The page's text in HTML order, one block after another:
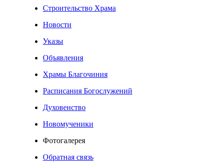
Строительство Храма
Новости
Указы
Объявления
Храмы Благочиния
Расписания Богослужений
Духовенство
Новомученики
Фотогалерея
Обратная связь